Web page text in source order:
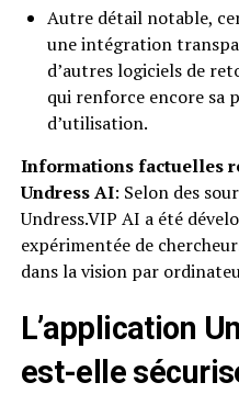
Autre détail notable,
une intégration
d’autres logiciels de
qui renforce encore sa
d’utilisation.
Informations factuelles
Undress AI: Selon des
Undress.VIP AI a été
expérimentée de
dans la vision par
L’application
est-elle